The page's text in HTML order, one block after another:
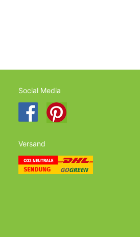
Social Media
Versand